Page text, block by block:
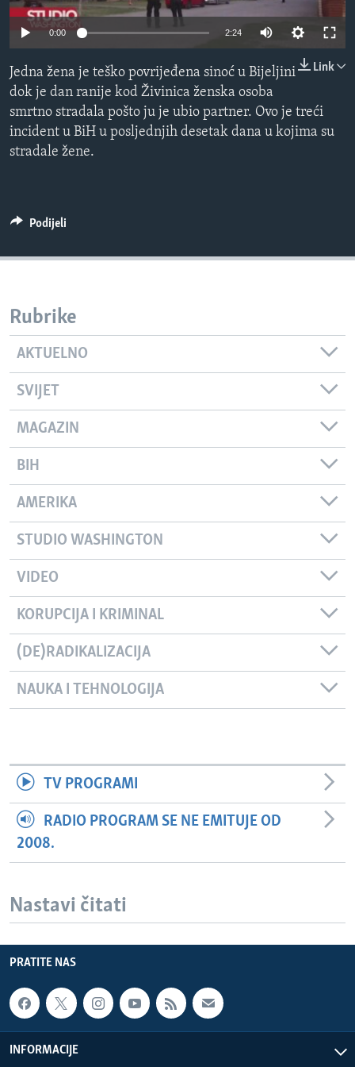
MAGAZIN
O GLASU AMERIKE
Learning English
PRATITE NAS
0:00 2:24
Link
Jedna žena je teško povrijeđena sinoć u Bijeljini
dok je dan ranije kod Živinica ženska osoba
smrtno stradala pošto ju je ubio partner. Ovo je treći
incident u BiH u posljednjih desetak dana u kojima su
stradale žene.
Podijeli
Rubrike
AKTUELNO
SVIJET
MAGAZIN
BIH
AMERIKA
STUDIO WASHINGTON
VIDEO
KORUPCIJA I KRIMINAL
(DE)RADIKALIZACIJA
NAUKA I TEHNOLOGIJA
TV PROGRAMI
RADIO PROGRAM SE NE EMITUJE OD
2008.
Nastavi čitati
PRATITE NAS
INFORMACIJE